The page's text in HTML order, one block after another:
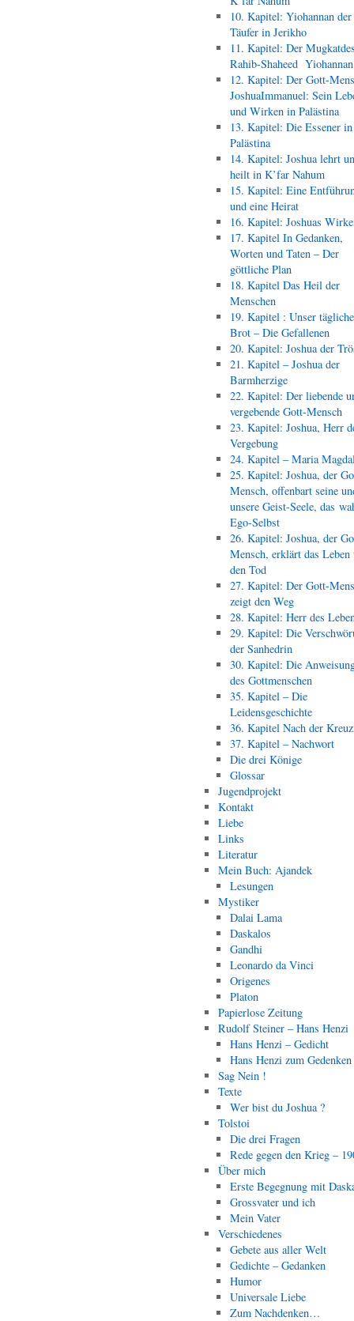
10. Kapitel: Yiohannan der
Täufer in Jerikho
11. Kapitel: Der
Rahib-Shaheed
12. Kapitel: Der Gott-
JoshuaImmanuel: Sein
und Wirken in Palästina
13. Kapitel: Die Essener in
Palästina
14. Kapitel: Joshua lehrt
heilt in K’far Nahum
15. Kapitel: Eine
und eine Heirat
16. Kapitel: Joshuas
17. Kapitel In Gedanken,
Worten und Taten – Der
göttliche Plan
18. Kapitel Das Heil der
Menschen
19. Kapitel : Unser
Brot – Die Gefallenen
20. Kapitel: Joshua der
21. Kapitel – Joshua der
Barmherzige
22. Kapitel: Der liebende
vergebende Gott-Mensch
23. Kapitel: Joshua, Herr
Vergebung
24. Kapitel – Maria
25. Kapitel: Joshua, der
Mensch, offenbart seine
unsere Geist-Seele, das
Ego-Selbst
26. Kapitel: Joshua, der
Mensch, erklärt das Leben
den Tod
27. Kapitel: Der Gott-
zeigt den Weg
28. Kapitel: Herr des
29. Kapitel: Die
der Sanhedrin
30. Kapitel: Die
des Gottmenschen
35. Kapitel – Die
Leidensgeschichte
36. Kapitel Nach der
37. Kapitel – Nachwort
Die drei Könige
Glossar
Jugendprojekt
Kontakt
Liebe
Links
Literatur
Mein Buch: Ajandek
Lesungen
Mystiker
Dalai Lama
Daskalos
Gandhi
Leonardo da Vinci
Origenes
Platon
Papierlose Zeitung
Rudolf Steiner – Hans Henzi
Hans Henzi – Gedicht
Hans Henzi zum Gedenken
Sag Nein !
Texte
Wer bist du Joshua ?
Tolstoi
Die drei Fragen
Rede gegen den Krieg –
Über mich
Erste Begegnung mit
Grossvater und ich
Mein Vater
Verschiedenes
Gebete aus aller Welt
Gedichte – Gedanken
Humor
Universale Liebe
Zum Nachdenken…